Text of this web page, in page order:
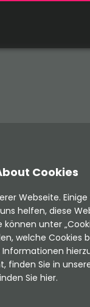
TYPO3
Cookies
Webseite.
helfen, diese
können unter
welche Cookies
finden Sie in
Sie hier.